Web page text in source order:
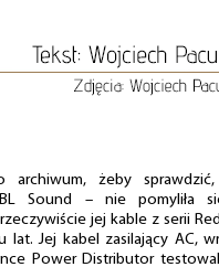
archiwum, żeby
Sound – nie pomyliła
jej kable z serii
lat. Jej kabel zasilający AC,
Power Distributor